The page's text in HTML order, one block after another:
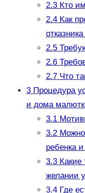
2.3Кто
2.4Как
2.5
2.6
2.7Что
3Процедура
и дома
3.1
3.2Можно
ребенка и
3.3Какие
желании
3.4Где